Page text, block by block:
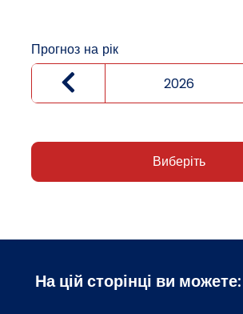
Прогноз на рік
Виберіть
На цій сторінці ви можете: